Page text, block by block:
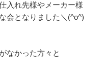
入れ先様やメーカー様
会となりました＼(^o^)
なかった方々と